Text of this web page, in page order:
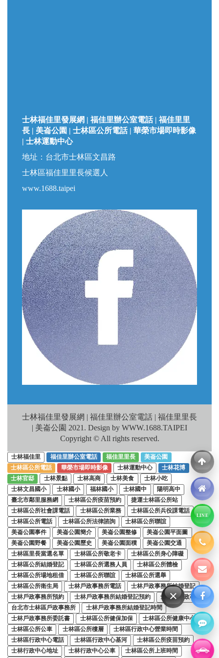
士林福佳里發展網 | 福佳里辦公室電話 | 福佳里里
長 | 美崙公園 | 士林區公所電話 | 華榮市場即時影像
| 士林運動中心
地址：台北市士林區文昌路
士林區福佳里里長候選人
www.1688.taipei
士林福佳里發展網 | 福佳里辦公室電話 | 福佳里里長
| 美崙公園 2021. Design by WWW.1688.TAIPEI
Copyright © All rights reserved.
士林福佳里 福佳里辦公室電話 福佳里里長
美崙公園
士林區公所電話
華榮市場即時影像 士林運動中心
士林花博
士林官邸
士林景點 士林高商 士林美食
士林小吃
士林文昌國小
士林國小 福林國小 士林國中
陽明高中
臺北市鄰里服務網
士林區公所疫苗預約
捷運士林區公所站
士林區公所社會課電話
士林區公所業務
士林區公所兵役課電話
士林區公所電話
士林區公所法律諮詢
士林區公所聯誼
美崙公園事件
美崙公園簡介 美崙公園整修
美崙公園平面圖
美崙公園野餐
美崙公園歷史 美崙公園面積
美崙公園交通
士林區里長當選名單
士林區公所敬老卡
士林區公所身心障礙
士林區公所結婚登記
士林區公所選務人員
士林區公所體檢
士林區公所場地租借
士林區公所聯誼
士林區公所選舉
士林區公所衛生局
士林戶政事務所電話
士林戶政事務所結婚登記
士林戶政事務所預約
士林戶政事務所結婚登記預約
士林區戶政事務所
台北市士林區戶政事務所
士林戶政事務所結婚登記時間
士林戶政事務所委託書
士林區公所健保加保
士林區公所健康中心
士林區公所公車
士林區公所樓層
士林區行政中心營業時間
士林區行政中心電話
士林區行政中心基河
士林區公所疫苗預約
士林行政中心地址
士林行政中心公車 士林區公所上班時間
LINE
×